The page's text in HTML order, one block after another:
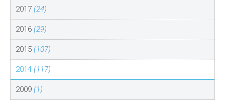
2017 (24)
2016 (29)
2015 (107)
2014 (117)
2009 (1)